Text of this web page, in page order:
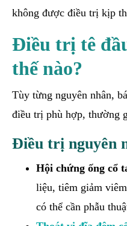
không được điều trị kịp
Điều trị tê
thế nào?
Tùy từng nguyên nhân,
điều trị phù hợp, thường
Điều trị nguyên
Hội chứng ống cổ
liệu, tiêm giảm
có thể cần phẫu